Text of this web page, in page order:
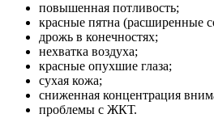
повышенная потливость;
красные пятна (расширенные
дрожь в конечностях;
нехватка воздуха;
красные опухшие глаза;
сухая кожа;
сниженная концентрация
проблемы с ЖКТ.